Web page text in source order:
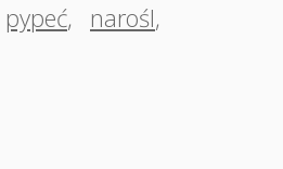
pypeć, narośl,